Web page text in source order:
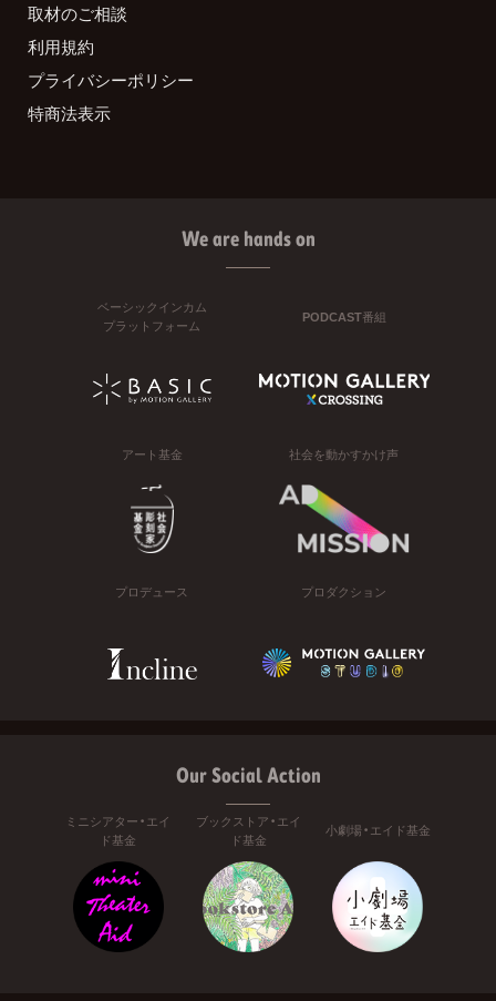
取材のご相談
利用規約
プライバシーポリシー
特商法表示
We are hands on
ベーシックインカム
プラットフォーム
PODCAST番組
アート基金 社会を動かすかけ声
プロデュース プロダクション
Our Social Action
ミニシアター・エイ
ド基金
ブックストア・エイ
ド基金
小劇場・エイド基金